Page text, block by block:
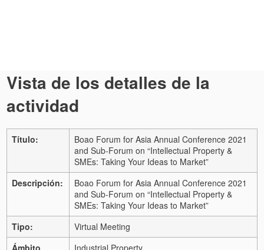
Vista de los detalles de la
actividad
Título:
Boao Forum for Asia Annual Conference 2021
and Sub-Forum on “Intellectual Property &
SMEs: Taking Your Ideas to Market”
Descripción:
Boao Forum for Asia Annual Conference 2021
and Sub-Forum on “Intellectual Property &
SMEs: Taking Your Ideas to Market”
Tipo:
Virtual Meeting
Ámbito
Industrial Property